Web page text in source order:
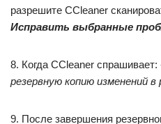
разрешите CCleaner
Исправить выбранные
8. Когда CCleaner спрашивает:
резервную копию изменений в
9. После завершения